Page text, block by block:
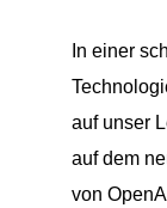
Verzeichnis
In einer
auf unser
auf dem
von